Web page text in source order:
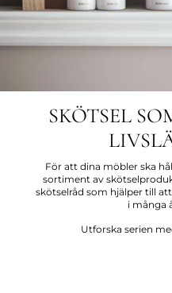
SKÖTSEL
För att dina möbler ska
sortiment av
skötselråd som hjälper till
i många
Utforska serien